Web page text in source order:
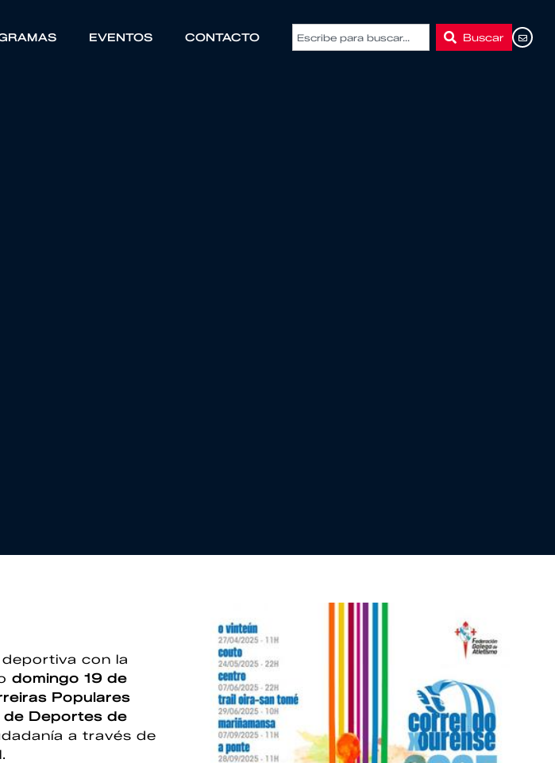
EVENTOS CONTACTO Buscar
con la
domingo 19 de
Populares
de Deportes de
a través de